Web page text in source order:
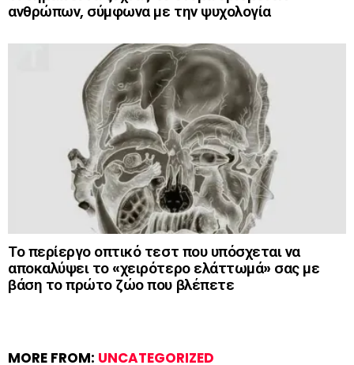
ανθρώπων, σύμφωνα με την ψυχολογία
Το περίεργο οπτικό τεστ που υπόσχεται να
αποκαλύψει το «χειρότερο ελάττωμά» σας με
βάση το πρώτο ζώο που βλέπετε
MORE FROM: UNCATEGORIZED